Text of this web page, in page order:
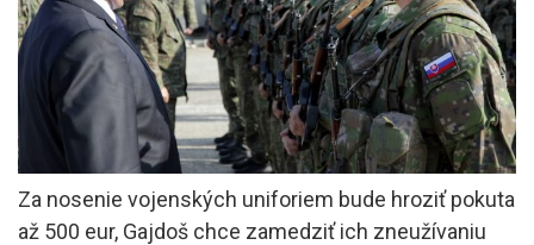
Za nosenie vojenských uniforiem bude hroziť pokuta
až 500 eur, Gajdoš chce zamedziť ich zneužívaniu